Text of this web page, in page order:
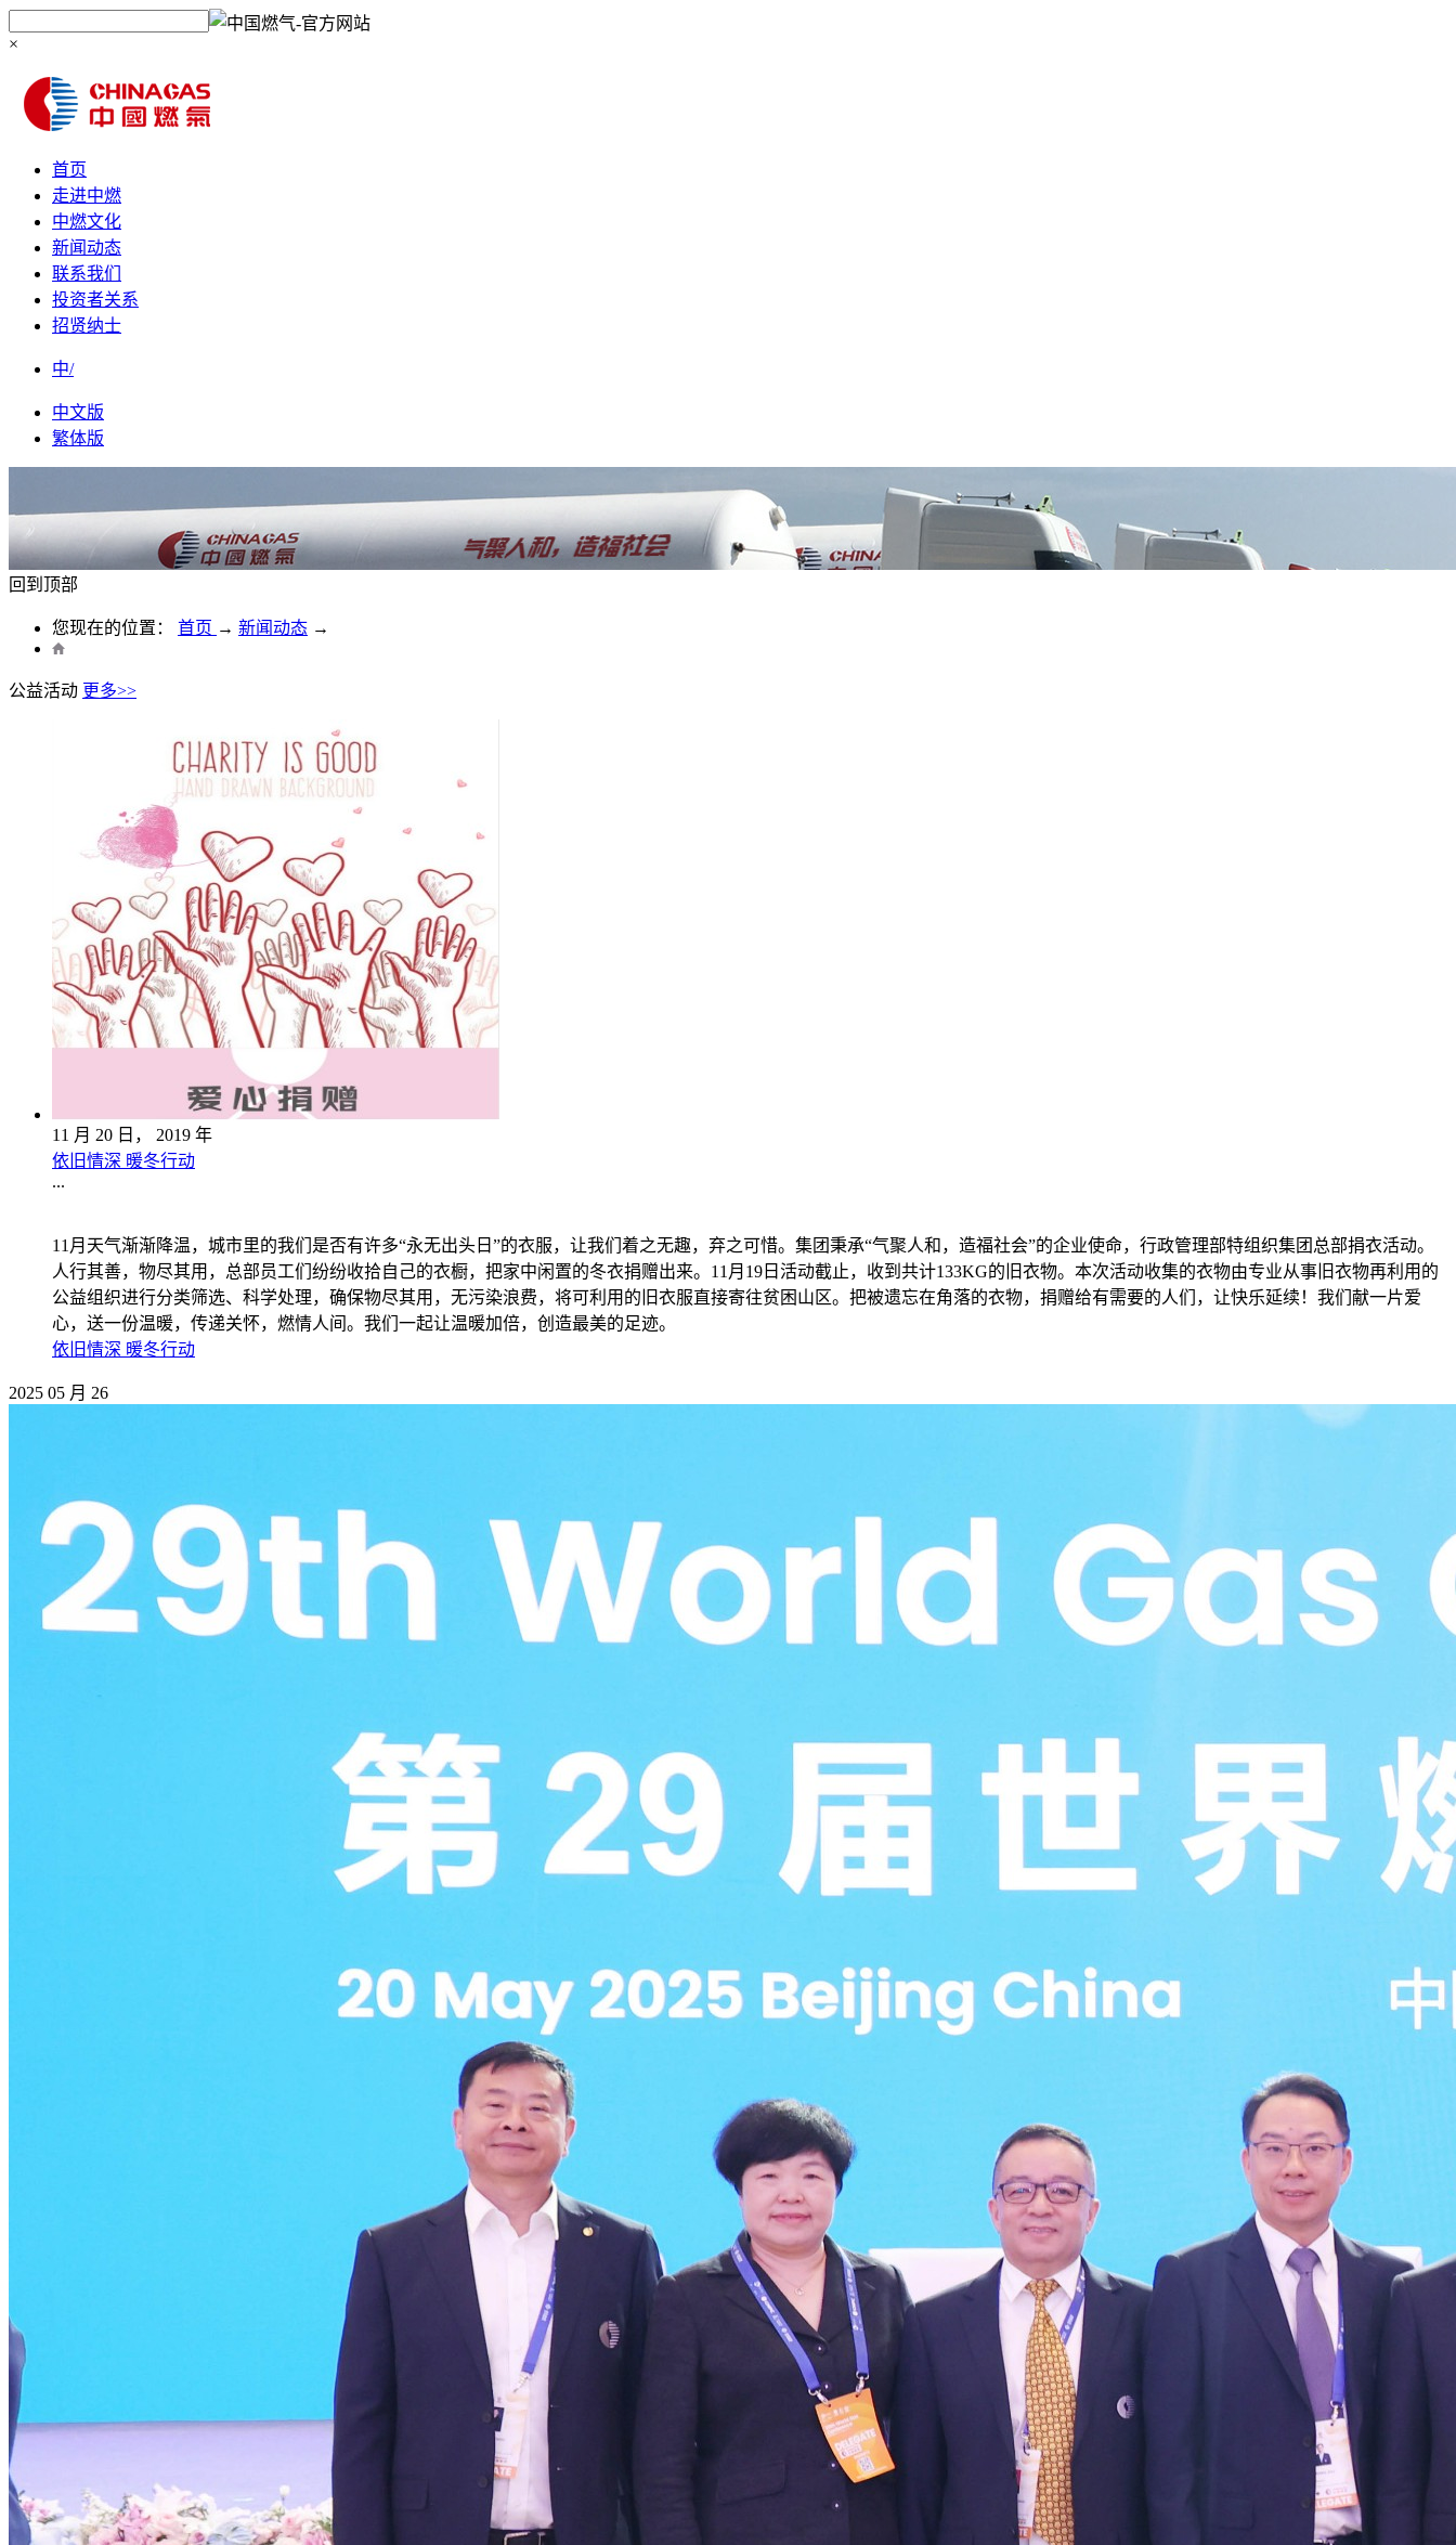
×
首页
走进中燃
中燃文化
新闻动态
联系我们
投资者关系
招贤纳士
中/
中文版
繁体版
回到顶部
您现在的位置： 首页 → 新闻动态 →
公益活动 更多>>
11 月 20 日， 2019 年
依旧情深 暖冬行动
...
11月天气渐渐降温，城市里的我们是否有许多“永无出头日”的衣服，让我们着之无趣，弃之可惜。集团秉承“气聚人和，造福社会”的企业使命，行政管理部特组织集团总部捐衣活动。
人行其善，物尽其用，总部员工们纷纷收拾自己的衣橱，把家中闲置的冬衣捐赠出来。11月19日活动截止，收到共计133KG的旧衣物。本次活动收集的衣物由专业从事旧衣物再利用的
公益组织进行分类筛选、科学处理，确保物尽其用，无污染浪费，将可利用的旧衣服直接寄往贫困山区。把被遗忘在角落的衣物，捐赠给有需要的人们，让快乐延续！我们献一片爱
心，送一份温暖，传递关怀，燃情人间。我们一起让温暖加倍，创造最美的足迹。
依旧情深 暖冬行动
2025 05 月 26